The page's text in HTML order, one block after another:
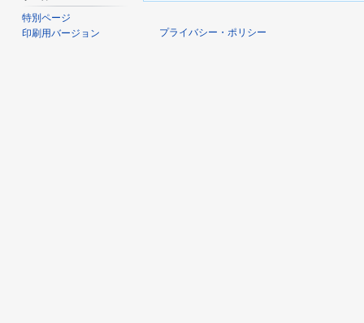
特別ページ
印刷用バージョン
プライバシー・ポリシー